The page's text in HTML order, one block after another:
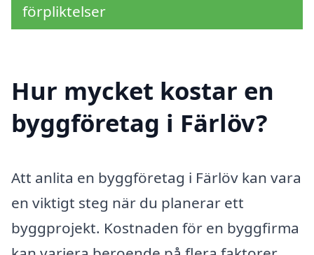
förpliktelser
Hur mycket kostar en
byggföretag i Färlöv?
Att anlita en byggföretag i Färlöv kan vara
en viktigt steg när du planerar ett
byggprojekt. Kostnaden för en byggfirma